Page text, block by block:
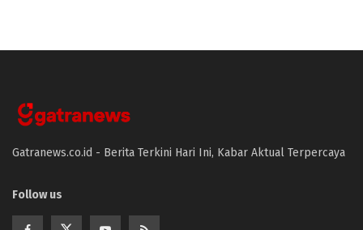
Gatranews.co.id - Berita Terkini Hari Ini, Kabar Aktual Terpercaya
Follow us